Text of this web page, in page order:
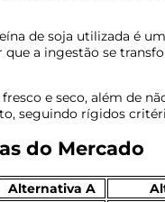
de soja utilizada é
a ingestão se
e seco, além de
seguindo rígidos
do Mercado
Alternativa A